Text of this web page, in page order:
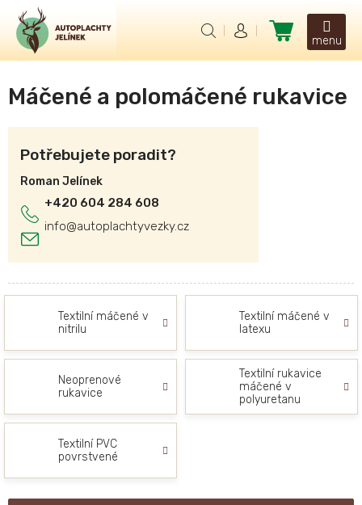
obsah
Nákupní
košík
Máčené a polomáčené rukavice
Potřebujete poradit?
Roman Jelínek
info@autoplachtyvezky.cz
+420 604 284 608
Textilní máčené v
nitrilu
Textilní máčené v
latexu
Neoprenové
rukavice
Textilní rukavice
máčené v
polyuretanu
Textilní PVC
povrstvené